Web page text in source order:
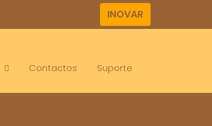
INOVAR
Contactos Suporte